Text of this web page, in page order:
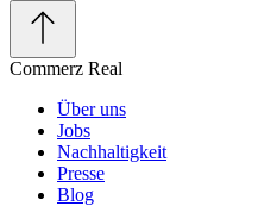
Commerz Real
Über uns
Jobs
Nachhaltigkeit
Presse
Blog